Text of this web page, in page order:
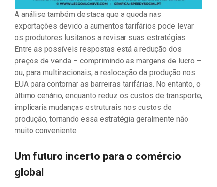
A análise também destaca que a queda nas
exportações devido a aumentos tarifários pode levar
os produtores lusitanos a revisar suas estratégias.
Entre as possíveis respostas está a redução dos
preços de venda – comprimindo as margens de lucro –
ou, para multinacionais, a realocação da produção nos
EUA para contornar as barreiras tarifárias. No entanto, o
último cenário, enquanto reduz os custos de transporte,
implicaria mudanças estruturais nos custos de
produção, tornando essa estratégia geralmente não
muito conveniente.
Um futuro incerto para o comércio
global